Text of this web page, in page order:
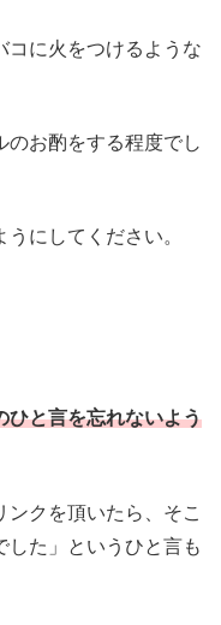
コに火をつけるような
のお酌をする程度でし
にしてください。
ひと言を忘れないよう
クを頂いたら、そこ
した」というひと言も